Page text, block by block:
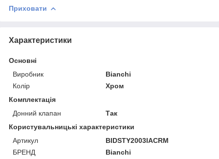
Приховати
Характеристики
Основні
Виробник
Bianchi
Колір
Хром
Комплектація
Донний клапан
Так
Користувальницькі характеристики
Артикул
BIDSTY2003IACRM
БРЕНД
Bianchi